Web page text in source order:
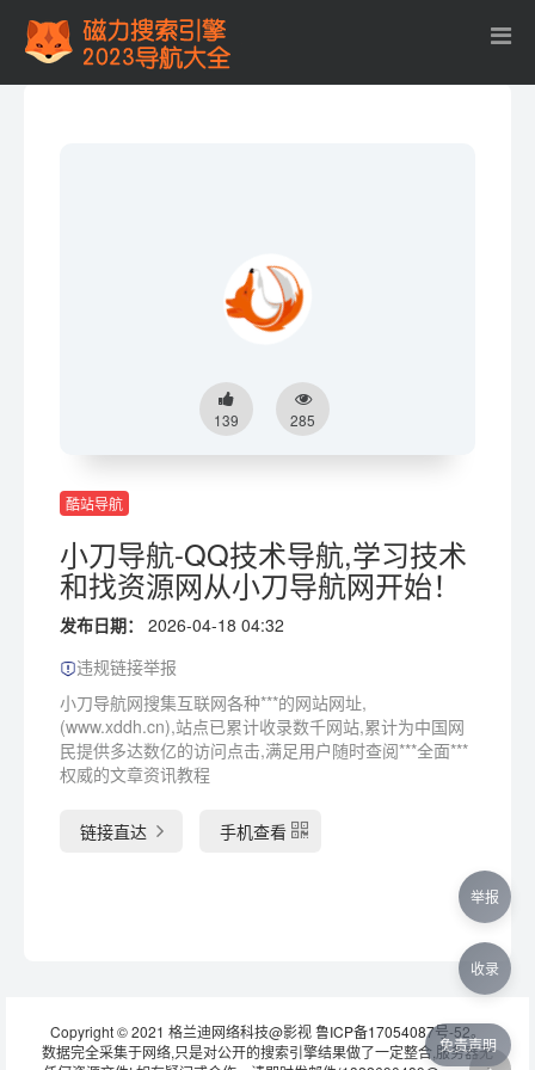
139 285
酷站导航
小刀导航-QQ技术导航,学习技术
和找资源网从小刀导航网开始！
发布日期：
2026-04-18 04:32
违规链接举报
小刀导航网搜集互联网各种***的网站网址,
(www.xddh.cn),站点已累计收录数千网站,累计为中国网
民提供多达数亿的访问点击,满足用户随时查阅***全面***
权威的文章资讯教程
链接直达 手机查看
Copyright © 2021 格兰迪网络科技@影视鲁ICP备17054087号-52。
数据完全采集于网络,只是对公开的搜索引擎结果做了一定整合,服务器无
免责声明
举报
收录